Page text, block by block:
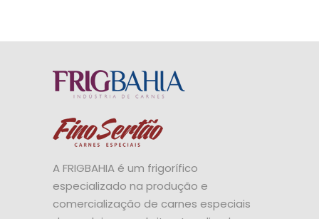
A FRIGBAHIA é um frigorífico
especializado na produção e
comercialização de carnes especiais